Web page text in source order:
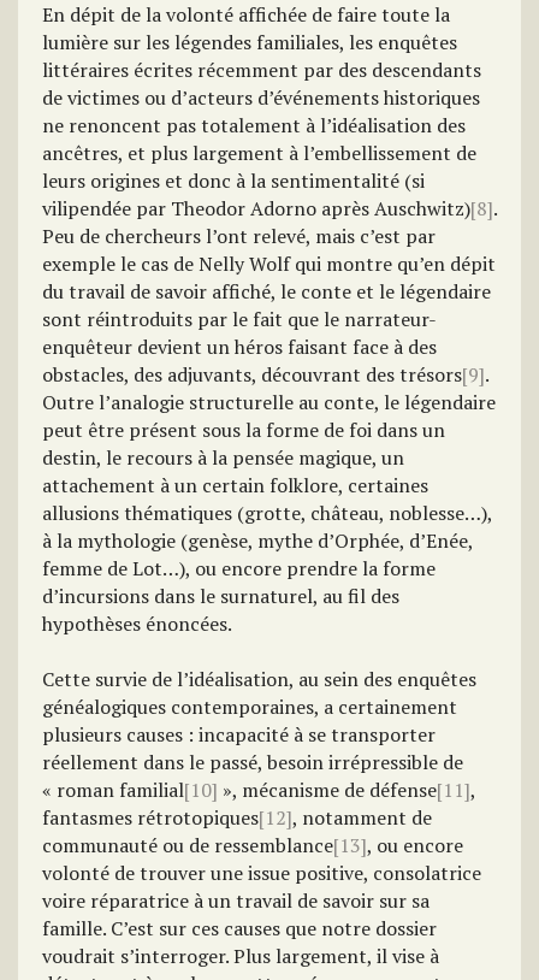
En dépit de la volonté affichée de faire toute la
lumière sur les légendes familiales, les enquêtes
littéraires écrites récemment par des descendants
de victimes ou d’acteurs d’événements historiques
ne renoncent pas totalement à l’idéalisation des
ancêtres, et plus largement à l’embellissement de
leurs origines et donc à la sentimentalité (si
vilipendée par Theodor Adorno après Auschwitz)[8].
Peu de chercheurs l’ont relevé, mais c’est par
exemple le cas de Nelly Wolf qui montre qu’en dépit
du travail de savoir affiché, le conte et le légendaire
sont réintroduits par le fait que le narrateur-
enquêteur devient un héros faisant face à des
obstacles, des adjuvants, découvrant des trésors[9].
Outre l’analogie structurelle au conte, le légendaire
peut être présent sous la forme de foi dans un
destin, le recours à la pensée magique, un
attachement à un certain folklore, certaines
allusions thématiques (grotte, château, noblesse…),
à la mythologie (genèse, mythe d’Orphée, d’Enée,
femme de Lot…), ou encore prendre la forme
d’incursions dans le surnaturel, au fil des
hypothèses énoncées.
Cette survie de l’idéalisation, au sein des enquêtes
généalogiques contemporaines, a certainement
plusieurs causes : incapacité à se transporter
réellement dans le passé, besoin irrépressible de
« roman familial[10] », mécanisme de défense[11],
fantasmes rétrotopiques[12], notamment de
communauté ou de ressemblance[13], ou encore
volonté de trouver une issue positive, consolatrice
voire réparatrice à un travail de savoir sur sa
famille. C’est sur ces causes que notre dossier
voudrait s’interroger. Plus largement, il vise à